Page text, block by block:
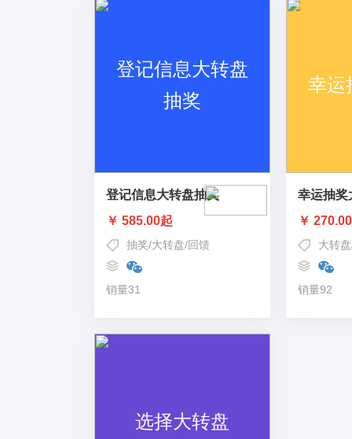
登记信息大转盘抽奖
￥ 585.00起
抽奖/大转盘/回馈
销量31
幸运抽奖
￥
大转盘
销量92